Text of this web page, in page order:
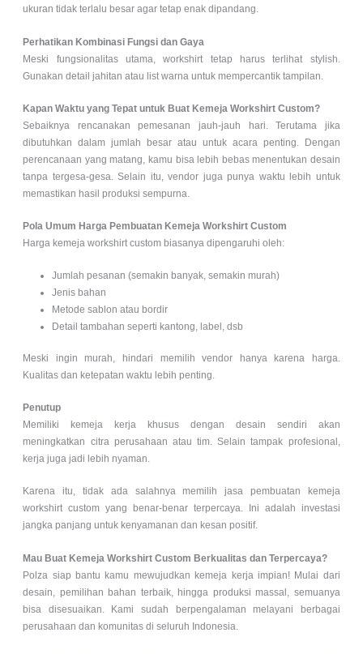
ukuran tidak terlalu besar agar tetap enak dipandang.
Perhatikan Kombinasi Fungsi dan Gaya
Meski fungsionalitas utama, workshirt tetap harus terlihat stylish.
Gunakan detail jahitan atau list warna untuk mempercantik tampilan.
Kapan Waktu yang Tepat untuk Buat Kemeja Workshirt Custom?
Sebaiknya rencanakan pemesanan jauh-jauh hari. Terutama jika
dibutuhkan dalam jumlah besar atau untuk acara penting.
Dengan
perencanaan yang matang, kamu bisa lebih bebas menentukan desain
tanpa tergesa-gesa.Selain itu, vendor juga punya waktu lebih untuk
memastikan hasil produksi sempurna.
Pola Umum Harga Pembuatan Kemeja Workshirt Custom
Harga kemeja workshirt custom biasanya dipengaruhi oleh:
Jumlah pesanan (semakin banyak, semakin murah)
Jenis bahan
Metode sablon atau bordir
Detail tambahan seperti kantong, label, dsb
Meski ingin murah, hindari memilih vendor hanya karena harga.
Kualitas dan ketepatan waktu lebih penting.
Penutup
Memiliki kemeja kerja khusus dengan desain sendiri akan
meningkatkan citra perusahaan atau tim. Selain tampak profesional,
kerja juga jadi lebih nyaman.
Karena itu, tidak ada salahnya memilih jasa pembuatan kemeja
workshirt custom yang benar-benar terpercaya. Ini adalah investasi
jangka panjang untuk kenyamanan dan kesan positif.
Mau Buat Kemeja Workshirt Custom Berkualitas dan Terpercaya?
Polza siap bantu kamu mewujudkan kemeja kerja impian! Mulai dari
desain, pemilihan bahan terbaik, hingga produksi massal, semuanya
bisa disesuaikan. Kami sudah berpengalaman melayani berbagai
perusahaan dan komunitas di seluruh Indonesia.